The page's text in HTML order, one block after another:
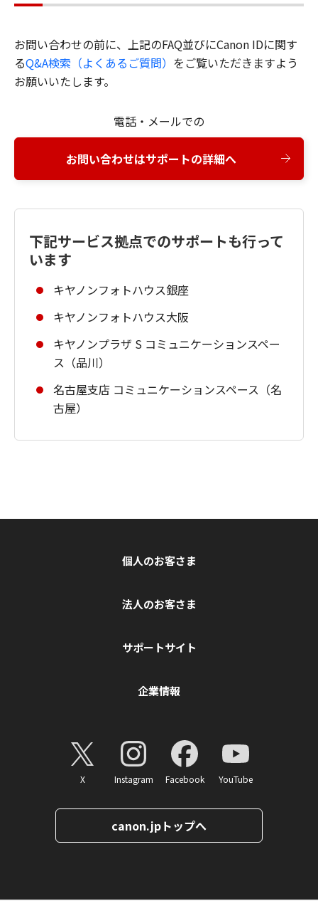
お問い合わせの前に、上記のFAQ並びにCanon IDに関す
るQ&A検索（よくあるご質問） をご覧いただきますよう
お願いいたします。
電話・メールでの
お問い合わせはサポートの詳細へ
下記サービス拠点でのサポートも行って
います
キヤノンフォトハウス銀座
キヤノンフォトハウス大阪
キヤノンプラザ S コミュニケーションスペー
ス（品川）
名古屋支店 コミュニケーションスペース（名
古屋）
個人のお客さま
法人のお客さま
サポートサイト
企業情報
X Instagram Facebook YouTube
canon.jpトップへ